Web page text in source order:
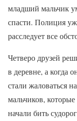
младший мальчик
спасти. Полиция
расследует все
Четверо друзей
в деревне, а когда
стали жаловаться
мальчиков, которые
начали бить